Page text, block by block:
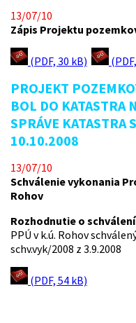
13/07/10
Zápis Projektu
(PDF, 30 kB)
PROJEKT
BOL DO KATASTRA
SPRÁVE KATASTRA
10.10.2008
13/07/10
Schválenie vykonania
Rohov
Rozhodnutie o
PPÚ v k.ú. Rohov
schv.vyk/2008 z 3.9.2008
(PDF, 54 kB)